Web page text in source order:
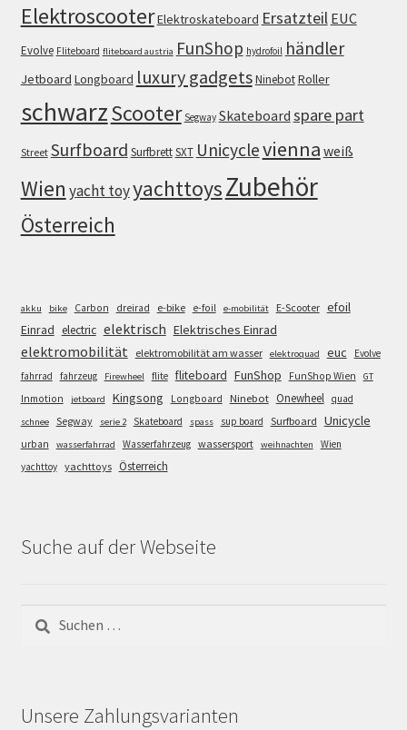
ElektroscooterElektroskateboard Ersatzteil EUC
Evolve Fliteboard fliteboard austria FunShop hydrofoil händler
Jetboard Longboard luxury gadgetsNinebotRoller
schwarzScooter Segway Skateboard spare part
Street Surfboard SurfbrettSXT Unicyclevienna weiß
Wien yacht toyyachttoysZubehör
Österreich
akku bike Carbon dreirad e-bike e-foil e-mobilität E-Scooter efoil
Einrad electric elektrisch Elektrisches Einrad
elektromobilität elektromobilität am wasser elektroquad euc
Evolve
fahrrad
fahrzeug Firewheel flite fliteboard FunShop FunShop Wien GT
Inmotion jetboard Kingsong Longboard Ninebot Onewheel quad
schnee Segway serie 2 Skateboard spass sup board Surfboard Unicycle
urban wasserfahrrad Wasserfahrzeug wassersport weihnachten
Wien
yachttoy yachttoys Österreich
Suche auf der Webseite
Suchen
nach:
Unsere Zahlungsvarianten